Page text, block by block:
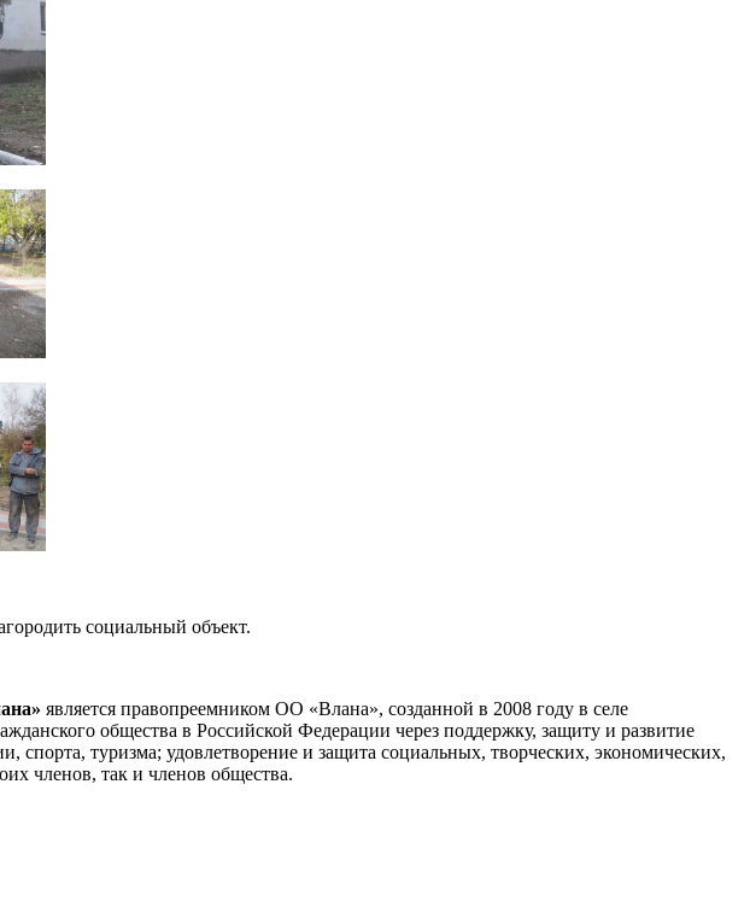
социальный объект.
является правопреемником ОО «Влана», созданной в 2008 году в селе
общества в Российской Федерации через поддержку, защиту и развитие
спорта, туризма; удовлетворение и защита социальных, творческих, экономических,
членов, так и членов общества.